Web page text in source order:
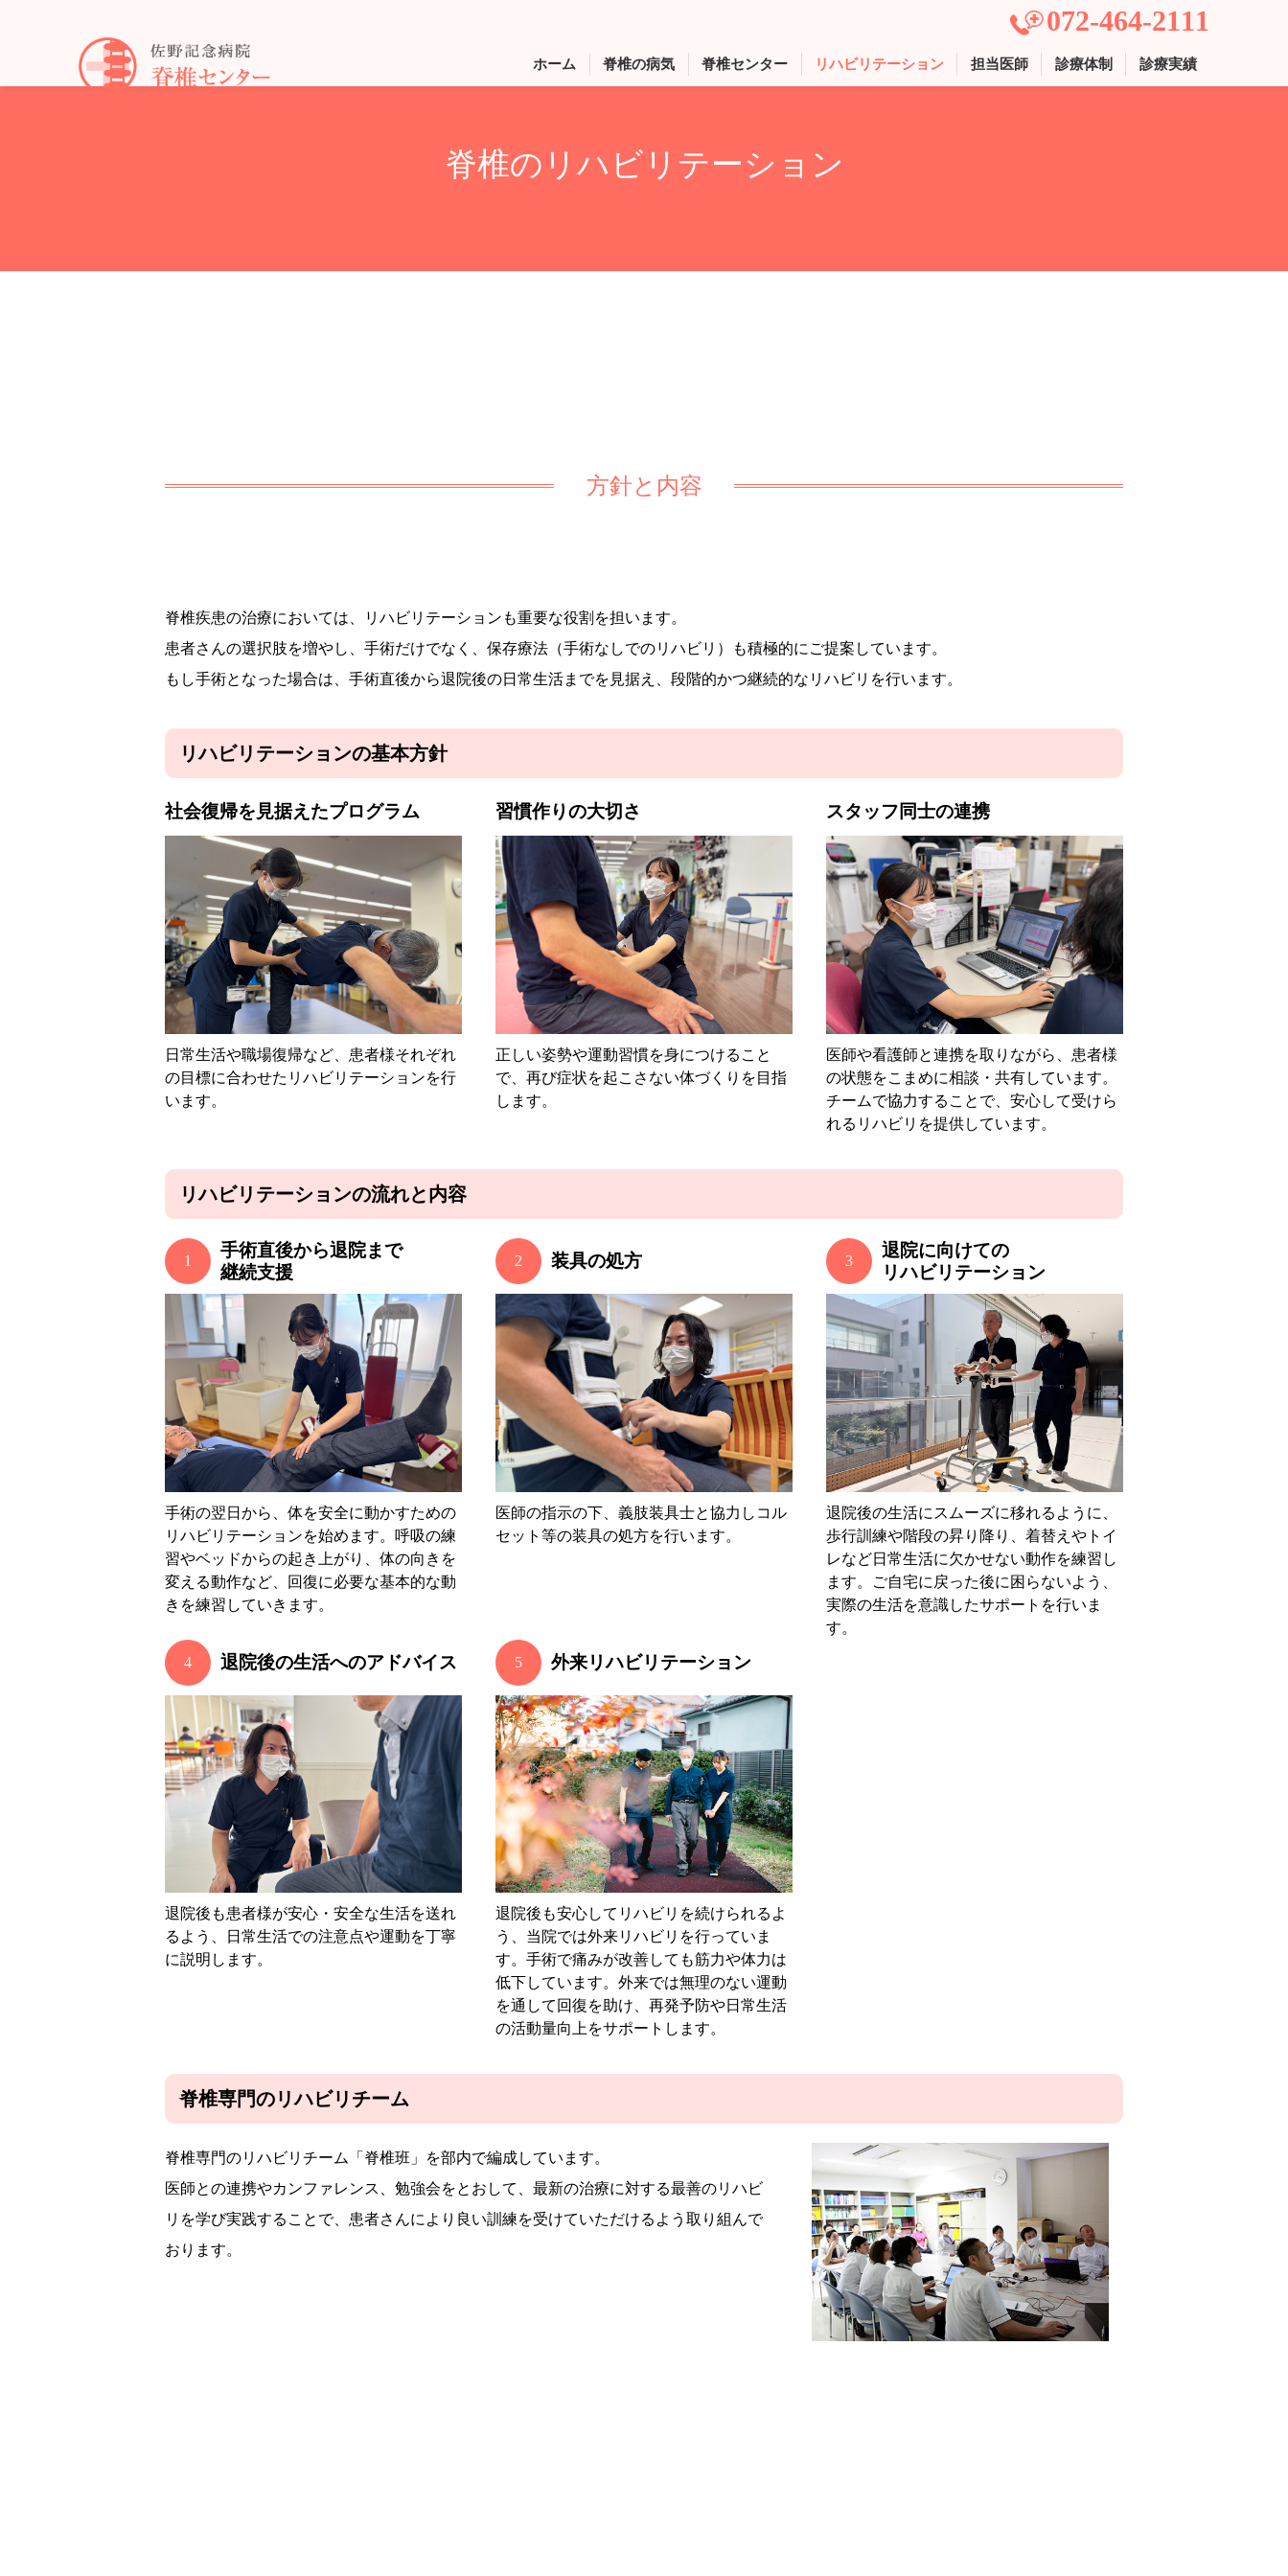
ホーム 脊椎の病気 脊椎センター リハビリテーション 担当医師 診療体制 診療実績
072-464-2111
脊椎のリハビリテーション
方針と内容
脊椎疾患の治療においては、リハビリテーションも重要な役割を担います。
患者さんの選択肢を増やし、手術だけでなく、保存療法（手術なしでのリハビリ）も積極的にご提案しています。
もし手術となった場合は、手術直後から退院後の日常生活までを見据え、段階的かつ継続的なリハビリを行います。
リハビリテーションの基本方針
社会復帰を見据えたプログラム
日常生活や職場復帰など、患者様それぞれ
の目標に合わせたリハビリテーションを行
います。
習慣作りの大切さ
正しい姿勢や運動習慣を身につけること
で、再び症状を起こさない体づくりを目指
します。
スタッフ同士の連携
医師や看護師と連携を取りながら、患者様
の状態をこまめに相談・共有しています。
チームで協力することで、安心して受けら
れるリハビリを提供しています。
リハビリテーションの流れと内容
1
手術直後から退院まで
継続支援
手術の翌日から、体を安全に動かすための
リハビリテーションを始めます。呼吸の練
習やベッドからの起き上がり、体の向きを
変える動作など、回復に必要な基本的な動
きを練習していきます。
2 装具の処方
医師の指示の下、義肢装具士と協力しコル
セット等の装具の処方を行います。
3
退院に向けての
リハビリテーション
退院後の生活にスムーズに移れるように、
歩行訓練や階段の昇り降り、着替えやトイ
レなど日常生活に欠かせない動作を練習し
ます。ご自宅に戻った後に困らないよう、
実際の生活を意識したサポートを行いま
す。
4 退院後の生活へのアドバイス
退院後も患者様が安心・安全な生活を送れ
るよう、日常生活での注意点や運動を丁寧
に説明します。
5 外来リハビリテーション
退院後も安心してリハビリを続けられるよ
う、当院では外来リハビリを行っていま
す。手術で痛みが改善しても筋力や体力は
低下しています。外来では無理のない運動
を通して回復を助け、再発予防や日常生活
の活動量向上をサポートします。
脊椎専門のリハビリチーム
脊椎専門のリハビリチーム「脊椎班」を部内で編成しています。
医師との連携やカンファレンス、勉強会をとおして、最新の治療に対する最善のリハビ
リを学び実践することで、患者さんにより良い訓練を受けていただけるよう取り組んで
おります。